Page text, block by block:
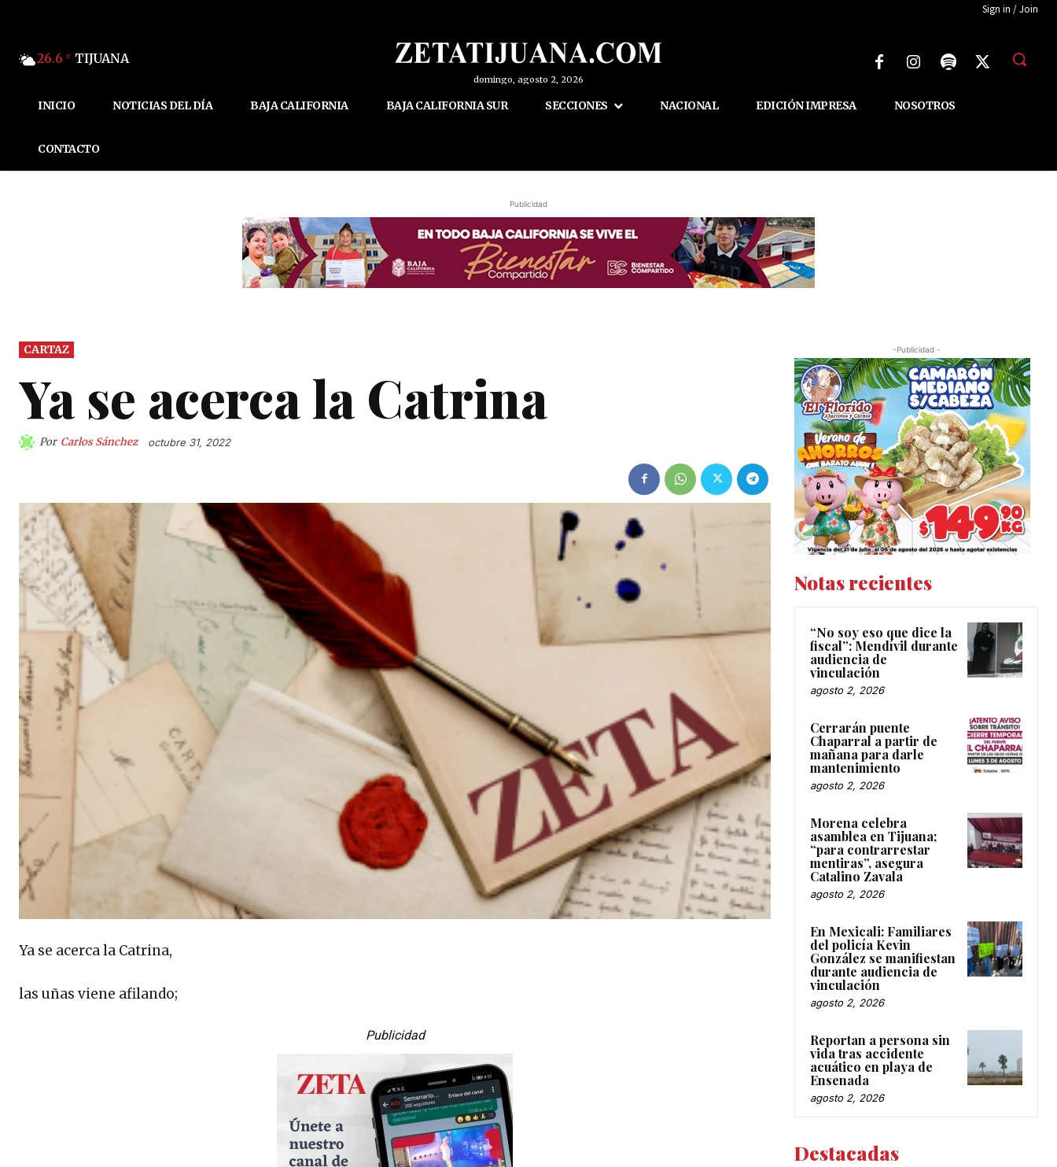
Sign in / Join
26.6 C TIJUANA
domingo, agosto 2, 2026
INICIO NOTICIAS DEL DÍA BAJA CALIFORNIA BAJA CALIFORNIA SUR SECCIONES NACIONAL EDICIÓN IMPRESA NOSOTROS
CONTACTO
Publicidad
CARTAZ
Ya se acerca la Catrina
Por Carlos Sánchez octubre 31, 2022
Ya se acerca la Catrina,
las uñas viene afilando;
Publicidad
-Publicidad -
Notas recientes
“No soy eso que dice la
fiscal”: Mendívil durante
audiencia de
vinculación
agosto 2, 2026
Cerrarán puente
Chaparral a partir de
mañana para darle
mantenimiento
agosto 2, 2026
Morena celebra
asamblea en Tijuana;
“para contrarrestar
mentiras”, asegura
Catalino Zavala
agosto 2, 2026
En Mexicali: Familiares
del policía Kevin
González se manifiestan
durante audiencia de
vinculación
agosto 2, 2026
Reportan a persona sin
vida tras accidente
acuático en playa de
Ensenada
agosto 2, 2026
Destacadas